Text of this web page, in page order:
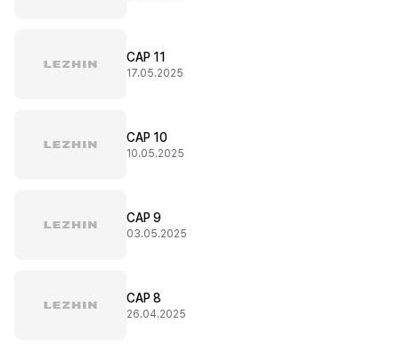
CAP 11
17.05.2025
CAP 10
10.05.2025
CAP 9
03.05.2025
CAP 8
26.04.2025